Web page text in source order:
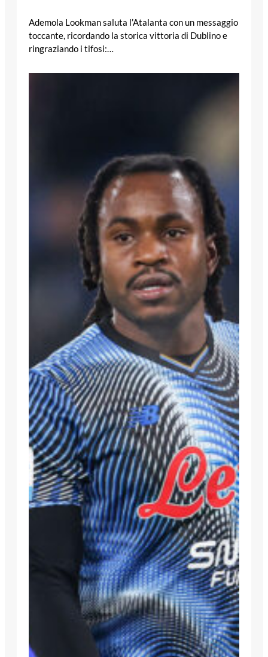
Ademola Lookman saluta l’Atalanta con un messaggio
toccante, ricordando la storica vittoria di Dublino e
ringraziando i tifosi:…